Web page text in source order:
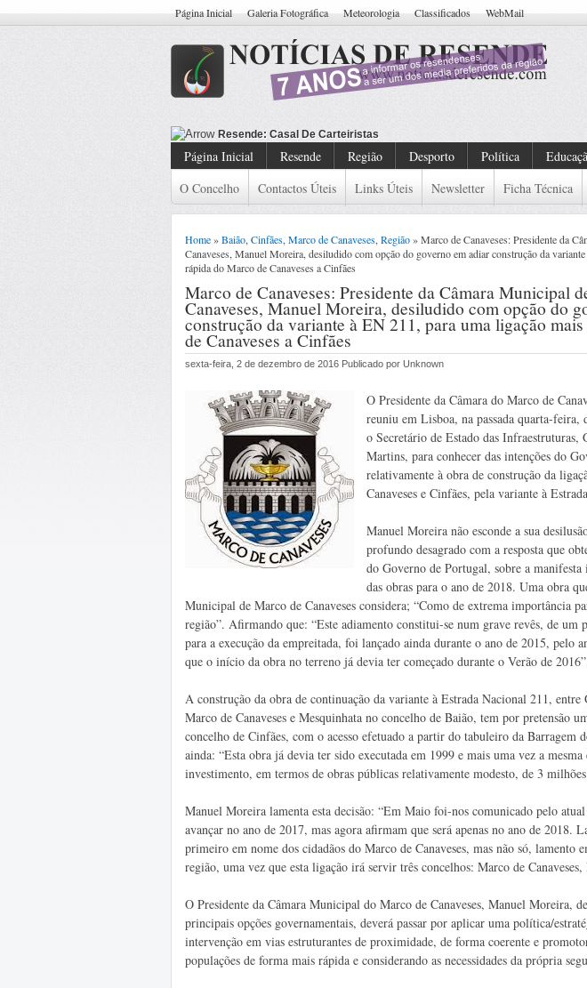
Página Inicial Galeria Fotográfica Meteorologia Classificados WebMail
Resende: Casal De Carteiristas Identificado
Página Inicial Resende Região Desporto Política
O Concelho
Contactos Úteis Links Úteis Newsletter Ficha Técnica
Home»Baião Cinfães Marco de Canaveses Região» Marco de Canaveses: Presidente da
Canaveses, Manuel Moreira, desiludido com opção do governo em adiar construção da
rápida do Marco de Canaveses a Cinfães
Marco de Canaveses: Presidente da Câmara Municipal
Canaveses, Manuel Moreira, desiludido com opção do
construção da variante à EN 211, para uma ligação
de Canaveses a Cinfães
sexta-feira, 2 de dezembro de 2016 Publicado por Unknown
O Presidente da Câmara do Marco de
reuniu em Lisboa, na passada quarta-
o Secretário de Estado das
Martins, para conhecer das intenções do
relativamente à obra de construção da
Canaveses e Cinfães, pela variante à
Manuel Moreira não esconde a sua
profundo desagrado com a resposta que
do Governo de Portugal, sobre a
das obras para o ano de 2018. Uma obra
Municipal de Marco de Canaveses considera; “Como de extrema importância
região”. Afirmando que: “Este adiamento constitui-se num grave revês, de um
para a execução da empreitada, foi lançado ainda durante o ano de 2015, pelo
que o início da obra no terreno já devia ter começado durante o Verão de
A construção da obra de continuação da variante à Estrada Nacional 211,
Marco de Canaveses e Mesquinhata no concelho de Baião, tem por pretensão
concelho de Cinfães, com o acesso efetuado a partir do tabuleiro da Barragem
ainda: “Esta obra já devia ter sido executada em 1999 e mais uma vez a
investimento, em termos de obras públicas relativamente modesto, de 3
Manuel Moreira lamenta esta decisão: “Em Maio foi-nos comunicado pelo
avançar no ano de 2017, mas agora afirmam que será apenas no ano de 2018.
primeiro em nome dos cidadãos do Marco de Canaveses, mas não só, lamento
região, uma vez que esta ligação irá servir três concelhos: Marco de Canaveses,
O Presidente da Câmara Municipal do Marco de Canaveses, Manuel Moreira,
principais opções governamentais, deverá passar por aplicar uma política/
intervenção em vias estruturantes de proximidade, de forma coerente e
populações de forma mais rápida e considerando as necessidades da própria